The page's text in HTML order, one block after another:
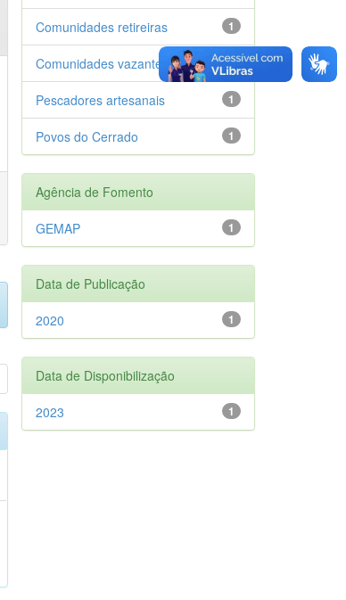
1
Comunidades retireiras
1
Comunidades vazanteiras
1
Pescadores artesanais
1
Povos do Cerrado
Agência de Fomento
1
GEMAP
Data de Publicação
1
2020
Data de Disponibilização
1
2023